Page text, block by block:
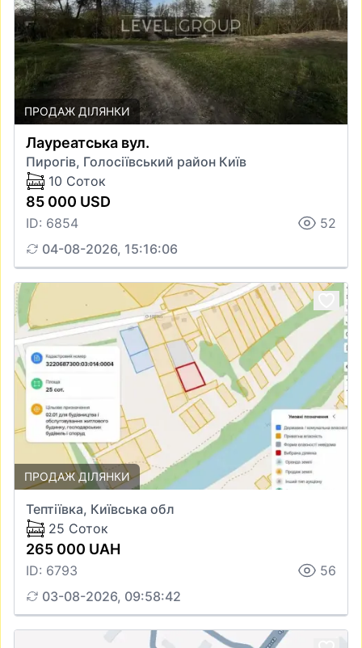
ПРОДАЖ ДІЛЯНКИ
Лауреатська вул.
Пирогів, Голосіївський район Київ
10 Соток
85 000 USD
ID: 6854
52
04-08-2026, 15:16:06
ПРОДАЖ ДІЛЯНКИ
Тептіївка, Київська обл
25 Соток
265 000 UAH
ID: 6793
56
03-08-2026, 09:58:42